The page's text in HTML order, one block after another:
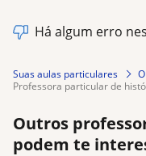
Há algum erro
Suas aulas particulares
professora particular de
Outros
podem te